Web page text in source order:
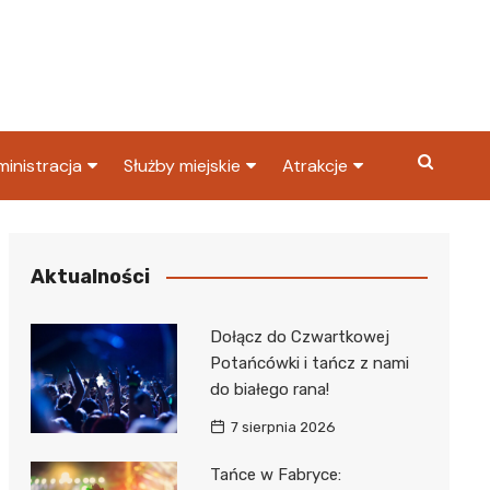
Skarbowy
Służby miejskie
Policja
Atrakcje
Aktualności
Dołącz do Czwartkowej
Potańcówki i tańcz z nami
do białego rana!
7 sierpnia 2026
Tańce w Fabryce: